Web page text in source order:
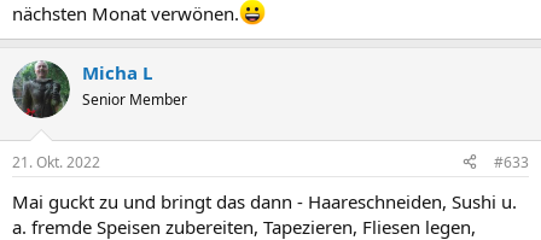
nächsten Monat verwönen.
Micha L
Senior Member
21. Okt. 2022 #633
Mai guckt zu und bringt das dann - Haareschneiden, Sushi u.
a. fremde Speisen zubereiten, Tapezieren, Fliesen legen,